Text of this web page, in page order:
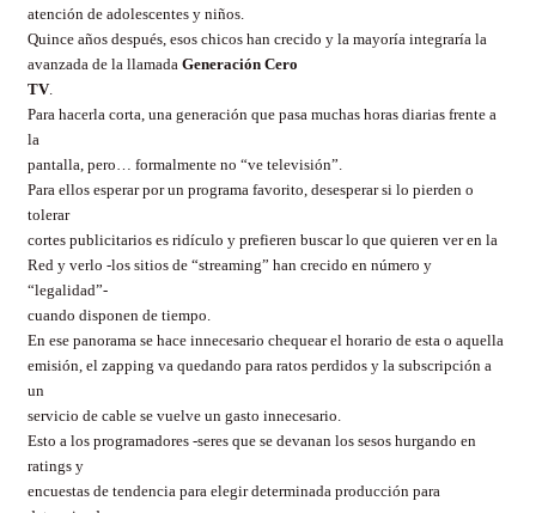
atención de adolescentes y niños.
Quince años después, esos chicos han crecido y la mayoría integraría la
avanzada de la llamada Generación Cero
TV.
Para hacerla corta, una generación que pasa muchas horas diarias frente a
la
pantalla, pero… formalmente no “ve televisión”.
Para ellos esperar por un programa favorito, desesperar si lo pierden o
tolerar
cortes publicitarios es ridículo y prefieren buscar lo que quieren ver en la
Red y verlo -los sitios de “streaming” han crecido en número y
“legalidad”-
cuando disponen de tiempo.
En ese panorama se hace innecesario chequear el horario de esta o aquella
emisión, el zapping va quedando para ratos perdidos y la subscripción a
un
servicio de cable se vuelve un gasto innecesario.
Esto a los programadores -seres que se devanan los sesos hurgando en
ratings y
encuestas de tendencia para elegir determinada producción para